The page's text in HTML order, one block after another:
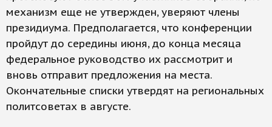
механизм еще не утвержден, уверяют члены
президиума. Предполагается, что конференции
пройдут до середины июня, до конца месяца
федеральное руководство их рассмотрит и
вновь отправит предложения на места.
Окончательные списки утвердят на региональных
политсоветах в августе.